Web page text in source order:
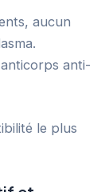
aucun
anti-
le plus